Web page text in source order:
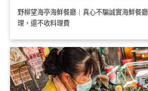
野柳望海亭海鮮餐廳｜真心不騙誠實海鮮餐
理，還不收料理費